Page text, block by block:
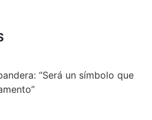
“Será un símbolo que